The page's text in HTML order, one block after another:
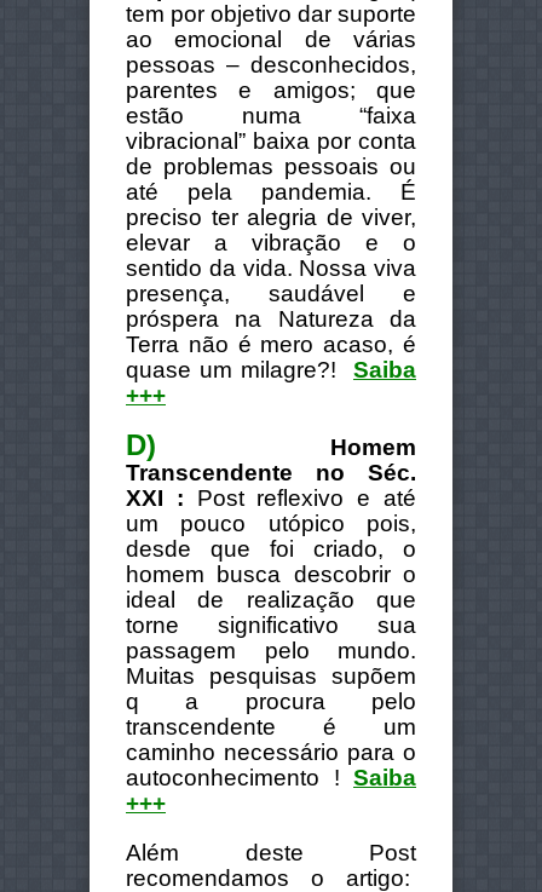
tem por objetivo dar suporte
ao emocional de várias
pessoas – desconhecidos,
parentes e amigos; que
estão numa “faixa
vibracional” baixa por conta
de problemas pessoais ou
até pela pandemia. É
preciso ter alegria de viver,
elevar a vibração e o
sentido da vida. Nossa viva
presença, saudável e
próspera na Natureza da
Terra não é mero acaso, é
quase um milagre?! Saiba
+++
D)
Homem
Transcendente no Séc.
XXI : Post reflexivo e até
um pouco utópico pois,
desde que foi criado, o
homem busca descobrir o
ideal de realização que
torne significativo sua
passagem pelo mundo.
Muitas pesquisas supõem
q a procura pelo
transcendente é um
caminho necessário para o
autoconhecimento ! Saiba
+++
Além deste Post
recomendamos o artigo: